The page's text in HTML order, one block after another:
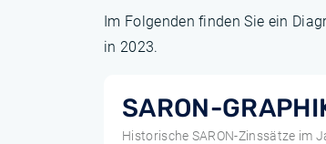
Im Folgenden finden Sie ein
in 2023.
SARON-
Historische SARON-Zinssätze im